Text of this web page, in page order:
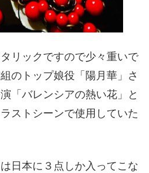
リックですので少々重いで
のトップ娘役「陽月華」さ
「バレンシアの熱い花」と
ストシーンで使用していた
日本に３点しか入ってこな